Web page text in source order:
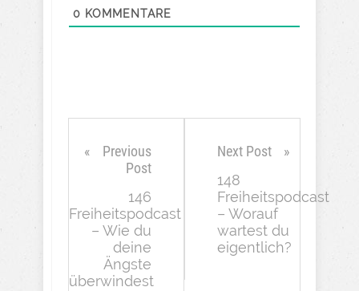
0 KOMMENTARE
Previous
Post
146
Freiheitspodcast
– Wie du
deine
Ängste
überwindest
Next Post
148
Freiheitspodcast
– Worauf
wartest du
eigentlich?